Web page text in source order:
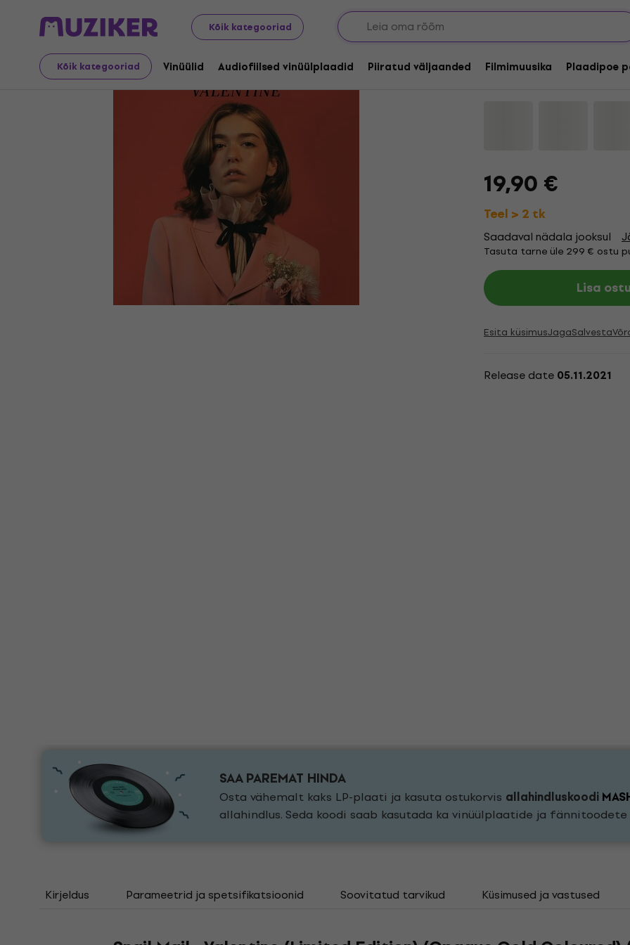
Kõik kategooriad
Kõik kategooriad Vinüülid Audiofiilsed vinüülplaadid Piiratud väljaanded Filmimuusika Plaadipoe
LP plaadid ja CD-d Vinüülid
Snail Mail -
Coloured) (LP)
19,90 €
Teel > 2 tk
Saadaval nädala jooksul
Tasuta tarne üle 299 € ostu
Lisa
Esita küsimusJagaSalvesta
Release date 05.11.2021
SAA PAREMAT HINDA
Osta vähemalt kaks LP-plaati ja kasuta ostukorvis allahindluskoodi
allahindlus. Seda koodi saab kasutada ka vinüülplaatide ja
Kirjeldus Parameetrid ja spetsifikatsioonid Soovitatud tarvikud Küsimused ja vastused